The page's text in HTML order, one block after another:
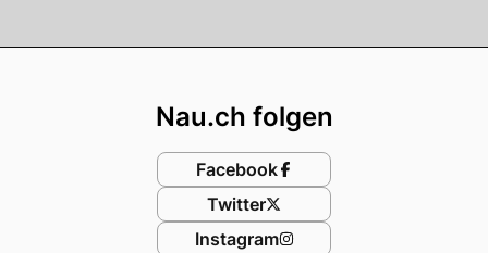
Nau.ch folgen
Facebook
Twitter
Instagram